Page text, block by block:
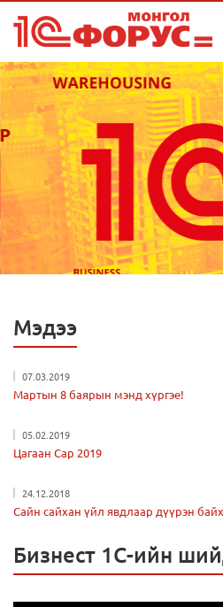
Мэдээ
07.03.2019
Мартын 8 баярын мэнд хүргэе!
05.02.2019
Цагаан Сар 2019
24.12.2018
Сайн сайхан үйл явдлаар дүүрэн
Бизнест 1С-ийн